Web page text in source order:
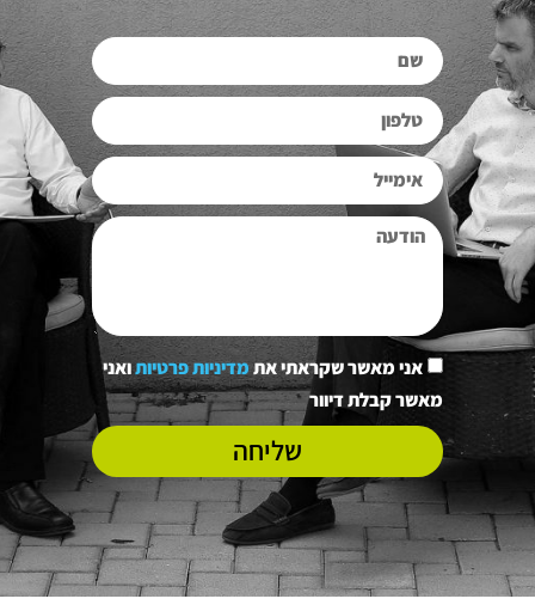
אני מאשר שקראתי אתמדיניות פרטיותואני
מאשר קבלת דיוור
שליחה